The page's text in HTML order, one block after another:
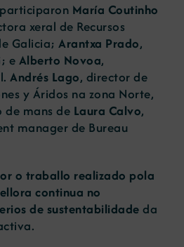
María Coutinho
xeral de Recursos
Galicia; Arantxa Prado,
e Alberto Novoa,
Andrés Lago, director de
y Áridos na zona Norte,
mans de Laura Calvo,
manager de Bureau
o traballo realizado pola
continua no
de sustentabilidade da